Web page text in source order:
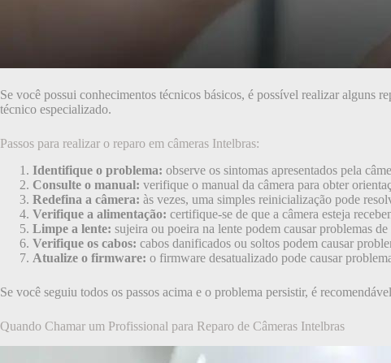
Se você possui conhecimentos técnicos básicos, é possível realizar alguns
técnico especializado.
Passos para realizar o reparo em câmeras Intelbras:
Identifique o problema: observe os sintomas apresentados pela
Consulte o manual: verifique o manual da câmera para obter
Redefina a câmera: às vezes, uma simples reinicialização pode
Verifique a alimentação: certifique-se de que a câmera esteja
Limpe a lente: sujeira ou poeira na lente podem causar problemas
Verifique os cabos: cabos danificados ou soltos podem causar
Atualize o firmware: o firmware desatualizado pode causar
Se você seguiu todos os passos acima e o problema persistir, é
Quando Chamar um Profissional para Reparo de Câmeras Intelbras